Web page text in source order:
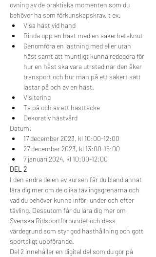
övning av de praktiska momenten som du
behöver ha som förkunskapskrav, t ex:
Visa häst vid hand
Binda upp en häst med en säkerhetsknut
Genomföra en lastning med eller utan
häst samt att muntligt kunna redogöra för
hur en häst ska vara utrstad när den åker
transport och hur man på ett säkert sätt
lastar på och av en häst.
Visitering
Ta på och av ett hästtäcke
Dekorativ hästvård
Datum:
17 december 2023, kl 10:00-12:00
27 december 2023, kl 13:00-15:00
7 januari 2024, kl 10:00-12:00
DEL 2
I den andra delen av kursen får du bland annat
lära dig mer om de olika tävlingsgrenarna och
vad du behöver kunna inför, under och efter
tävling. Dessutom får du lära dig mer om
Svenska Ridsportförbundet och dess
värdegrund som styr god hästhållning och gott
sportsligt uppförande.
Del 2 innehåller en digital del som du gör på